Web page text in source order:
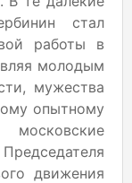
стал
работы в
молодым
мужества
опытному
московские
движения